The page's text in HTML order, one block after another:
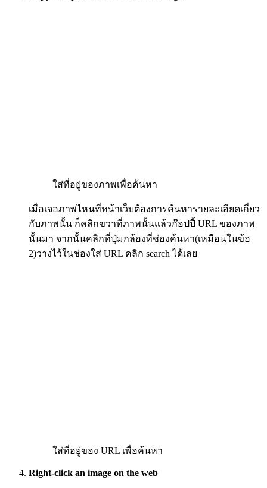
ใส่ที่อยู่ของภาพเพื่อค้นหา
เมื่อเจอภาพไหนที่หน้าเว็บต้องการค้นหารายละเอียดเกี่ยว
กับภาพนั้น ก็คลิกขวาที่ภาพนั้นแล้วก๊อปปี้ URL ของภาพ
นั้นมา จากนั้นคลิกที่ปุ่มกล้องที่ช่องค้นหา(เหมือนในข้อ
2)วางไว้ในช่องใส่ URL คลิก search ได้เลย
ใส่ที่อยู่ของ URL เพื่อค้นหา
Right-click an image on the web